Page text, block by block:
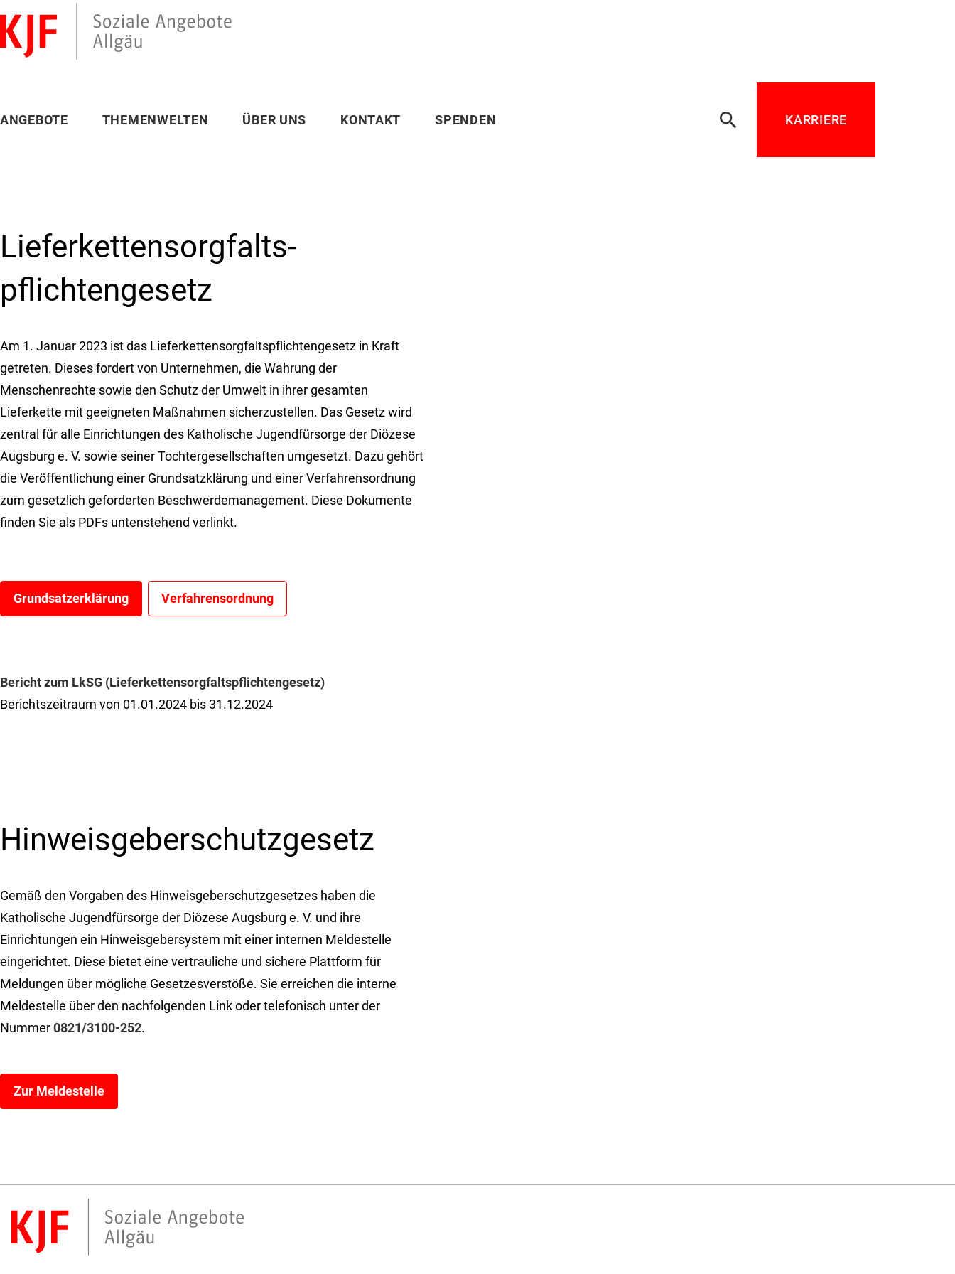
ANGEBOTE THEMENWELTEN ÜBER UNS KONTAKT SPENDEN search KARRIERE
Lieferketten­sorgfalts­
pflichtengesetz
Am 1. Januar 2023 ist das Lieferkettensorgfaltspflichtengesetz in Kraft
getreten. Dieses fordert von Unternehmen, die Wahrung der
Menschenrechte sowie den Schutz der Umwelt in ihrer gesamten
Lieferkette mit geeigneten Maßnahmen sicherzustellen. Das Gesetz wird
zentral für alle Einrichtungen des Katholische Jugendfürsorge der Diözese
Augsburg e. V. sowie seiner Tochtergesellschaften umgesetzt. Dazu gehört
die Veröffentlichung einer Grundsatzklärung und einer Verfahrensordnung
zum gesetzlich geforderten Beschwerdemanagement. Diese Dokumente
finden Sie als PDFs untenstehend verlinkt.
Grundsatzerklärung Verfahrensordnung
Bericht zum LkSG (Lieferkettensorgfaltspflichtengesetz)
Berichtszeitraum von 01.01.2024 bis 31.12.2024
Hinweisgeberschutzgesetz
Gemäß den Vorgaben des Hinweisgeberschutzgesetzes haben die
Katholische Jugendfürsorge der Diözese Augsburg e. V. und ihre
Einrichtungen ein Hinweisgebersystem mit einer internen Meldestelle
eingerichtet. Diese bietet eine vertrauliche und sichere Plattform für
Meldungen über mögliche Gesetzesverstöße. Sie erreichen die interne
Meldestelle über den nachfolgenden Link oder telefonisch unter der
Nummer0821/3100-252.
Zur Meldestelle